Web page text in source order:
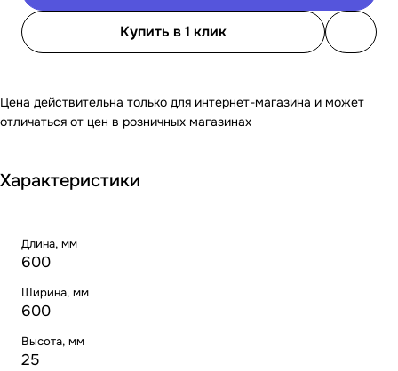
Купить в 1 клик
Цена действительна только для интернет-магазина и может
отличаться от цен в розничных магазинах
Характеристики
Длина, мм
600
Ширина, мм
600
Высота, мм
25